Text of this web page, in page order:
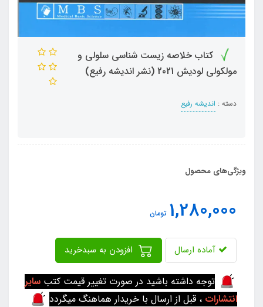
کتاب خلاصه زیست شناسی سلولی و
مولکولی لودیش 2021 (نشر اندیشه رفیع)
دسته : اندیشه رفیع
ویژگی‌های محصول
1,280,000 تومان
آماده ارسال
توجه داشته باشید در صورت تغییر قیمت کتب سایر
انتشارات ، قبل از ارسال با خریدار هماهنگ میگردد